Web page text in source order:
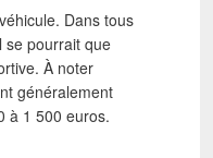
Dans tous
se pourrait que
À noter
généralement
à 1 500 euros.